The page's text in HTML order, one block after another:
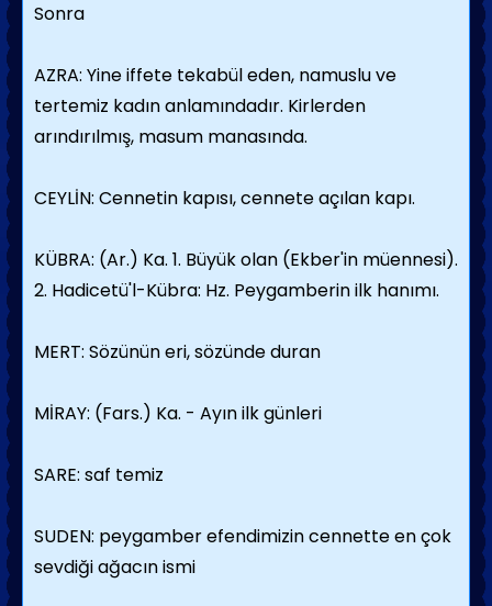
Sonra
AZRA: Yine iffete tekabül eden, namuslu ve
tertemiz kadın anlamındadır. Kirlerden
arındırılmış, masum manasında.
CEYLİN: Cennetin kapısı, cennete açılan kapı.
KÜBRA: (Ar.) Ka. 1. Büyük olan (Ekber'in müennesi).
2. Hadicetü'l-Kübra: Hz. Peygamberin ilk hanımı.
MERT: Sözünün eri, sözünde duran
MİRAY: (Fars.) Ka. - Ayın ilk günleri
SARE: saf temiz
SUDEN: peygamber efendimizin cennette en çok
sevdiği ağacın ismi